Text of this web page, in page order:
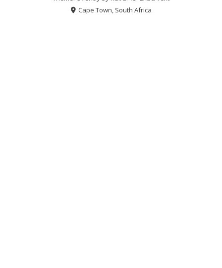
Cape Town, South Africa